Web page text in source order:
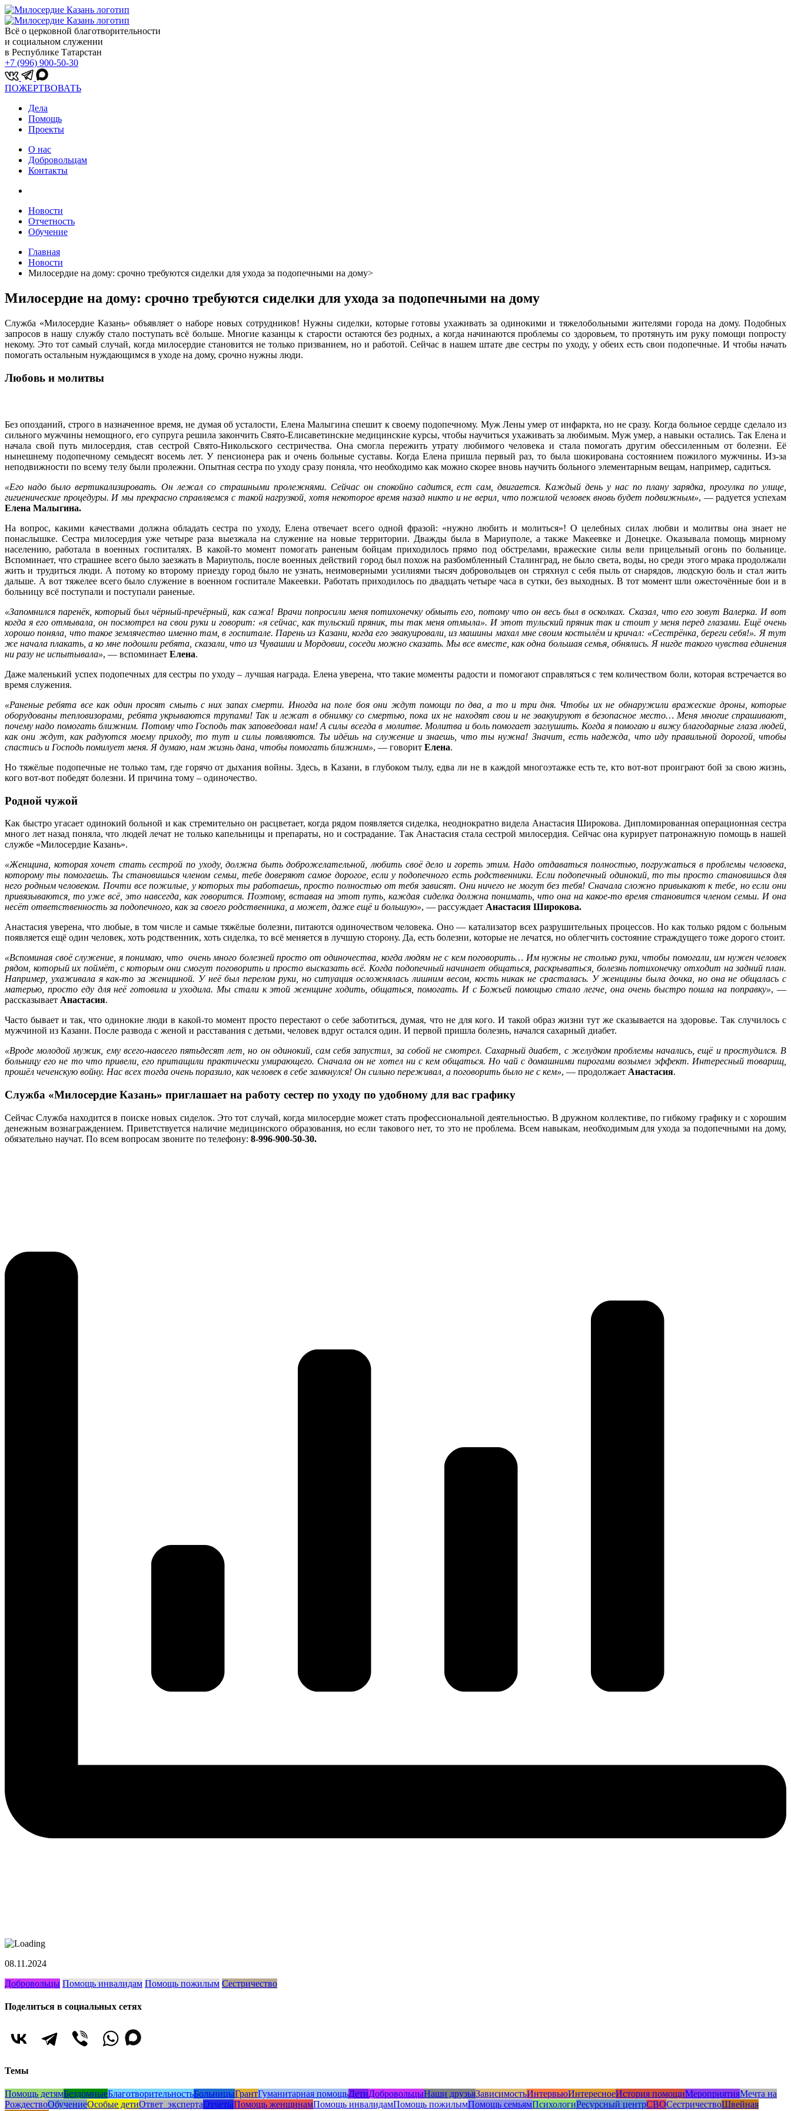
Всё о церковной благотворительности
и социальном служении
в Республике Татарстан
+7 (996) 900-50-30
ПОЖЕРТВОВАТЬ
Дела
Помощь
Проекты
О нас
Добровольцам
Контакты
Новости
Отчетность
Обучение
Главная
Новости
Милосердие на дому: срочно требуются сиделки для ухода за подопечными на дому>
Милосердие на дому: срочно требуются сиделки для ухода за подопечными на дому
Служба «Милосердие Казань» объявляет о наборе новых сотрудников! Нужны сиделки, которые готовы ухаживать за одинокими и тяжелобольными жителями города на дому. Подобных
запросов в нашу службу стало поступать всё больше. Многие казанцы к старости остаются без родных, а когда начинаются проблемы со здоровьем, то протянуть им руку помощи попросту
некому. Это тот самый случай, когда милосердие становится не только призванием, но и работой. Сейчас в нашем штате две сестры по уходу, у обеих есть свои подопечные. И чтобы начать
помогать остальным нуждающимся в уходе на дому, срочно нужны люди.
Любовь и молитвы
Без опозданий, строго в назначенное время, не думая об усталости, Елена Малыгина спешит к своему подопечному. Муж Лены умер от инфаркта, но не сразу. Когда больное сердце сделало из
сильного мужчины немощного, его супруга решила закончить Свято-Елисаветинские медицинские курсы, чтобы научиться ухаживать за любимым. Муж умер, а навыки остались. Так Елена и
начала свой путь милосердия, став сестрой Свято-Никольского сестричества. Она смогла пережить утрату любимого человека и стала помогать другим обессиленным от болезни. Её
нынешнему подопечному семьдесят восемь лет. У пенсионера рак и очень больные суставы. Когда Елена пришла первый раз, то была шокирована состоянием пожилого мужчины. Из-за
неподвижности по всему телу были пролежни. Опытная сестра по уходу сразу поняла, что необходимо как можно скорее вновь научить больного элементарным вещам, например, садиться.
«Его надо было вертикализировать. Он лежал со страшными пролежнями. Сейчас он спокойно садится, ест сам, двигается. Каждый день у нас по плану зарядка, прогулка по улице,
гигиенические процедуры. И мы прекрасно справляемся с такой нагрузкой, хотя некоторое время назад никто и не верил, что пожилой человек вновь будет подвижным», — радуется успехам
Елена Малыгина.
На вопрос, какими качествами должна обладать сестра по уходу, Елена отвечает всего одной фразой: «нужно любить и молиться»! О целебных силах любви и молитвы она знает не
понаслышке. Сестра милосердия уже четыре раза выезжала на служение на новые территории. Дважды была в Мариуполе, а также Макеевке и Донецке. Оказывала помощь мирному
населению, работала в военных госпиталях. В какой-то момент помогать раненым бойцам приходилось прямо под обстрелами, вражеские силы вели прицельный огонь по больнице.
Вспоминает, что страшнее всего было заезжать в Мариуполь, после военных действий город был похож на разбомбленный Сталинград, не было света, воды, но среди этого мрака продолжали
жить и трудиться люди. А потому ко второму приезду город было не узнать, неимоверными усилиями тысяч добровольцев он стряхнул с себя пыль от снарядов, людскую боль и стал жить
дальше. А вот тяжелее всего было служение в военном госпитале Макеевки. Работать приходилось по двадцать четыре часа в сутки, без выходных. В тот момент шли ожесточённые бои и в
больницу всё поступали и поступали раненые.
«Запомнился паренёк, который был чёрный-пречёрный, как сажа! Врачи попросили меня потихонечку обмыть его, потому что он весь был в осколках. Сказал, что его зовут Валерка. И вот
когда я его отмывала, он посмотрел на свои руки и говорит: «я сейчас, как тульский пряник, ты так меня отмыла». И этот тульский пряник так и стоит у меня перед глазами. Ещё очень
хорошо поняла, что такое землячество именно там, в госпитале. Парень из Казани, когда его эвакуировали, из машины махал мне своим костылём и кричал: «Сестрёнка, береги себя!». Я тут
же начала плакать, а ко мне подошли ребята, сказали, что из Чувашии и Мордовии, соседи можно сказать. Мы все вместе, как одна большая семья, обнялись. Я нигде такого чувства единения
ни разу не испытывала», — вспоминает Елена.
Даже маленький успех подопечных для сестры по уходу – лучшая награда. Елена уверена, что такие моменты радости и помогают справляться с тем количеством боли, которая встречается во
время служения.
«Раненые ребята все как один просят смыть с них запах смерти. Иногда на поле боя они ждут помощи по два, а то и три дня. Чтобы их не обнаружили вражеские дроны, которые
оборудованы тепловизорами, ребята укрываются трупами! Так и лежат в обнимку со смертью, пока их не находят свои и не эвакуируют в безопасное место… Меня многие спрашивают,
почему надо помогать ближним. Потому что Господь так заповедовал нам! А силы всегда в молитве. Молитва и боль помогает заглушить. Когда я помогаю и вижу благодарные глаза людей,
как они ждут, как радуются моему приходу, то тут и силы появляются. Ты идёшь на служение и знаешь, что ты нужна! Значит, есть надежда, что иду правильной дорогой, чтобы
спастись и Господь помилует меня. Я думаю, нам жизнь дана, чтобы помогать ближним», — говорит Елена.
Но тяжёлые подопечные не только там, где горячо от дыхания войны. Здесь, в Казани, в глубоком тылу, едва ли не в каждой многоэтажке есть те, кто вот-вот проиграют бой за свою жизнь,
кого вот-вот победят болезни. И причина тому – одиночество.
Родной чужой
Как быстро угасает одинокий больной и как стремительно он расцветает, когда рядом появляется сиделка, неоднократно видела Анастасия Широкова. Дипломированная операционная сестра
много лет назад поняла, что людей лечат не только капельницы и препараты, но и сострадание. Так Анастасия стала сестрой милосердия. Сейчас она курирует патронажную помощь в нашей
службе «Милосердие Казань».
«Женщина, которая хочет стать сестрой по уходу, должна быть доброжелательной, любить своё дело и гореть этим. Надо отдаваться полностью, погружаться в проблемы человека,
которому ты помогаешь. Ты становишься членом семьи, тебе доверяют самое дорогое, если у подопечного есть родственники. Если подопечный одинокий, то ты просто становишься для
него родным человеком. Почти все пожилые, у которых ты работаешь, просто полностью от тебя зависят. Они ничего не могут без тебя! Сначала сложно привыкают к тебе, но если они
привязываются, то уже всё, это навсегда, как говорится. Поэтому, вставая на этот путь, каждая сиделка должна понимать, что она на какое-то время становится членом семьи. И она
несёт ответственность за подопечного, как за своего родственника, а может, даже ещё и большую», — рассуждает Анастасия Широкова.
Анастасия уверена, что любые, в том числе и самые тяжёлые болезни, питаются одиночеством человека. Оно — катализатор всех разрушительных процессов. Но как только рядом с больным
появляется ещё один человек, хоть родственник, хоть сиделка, то всё меняется в лучшую сторону. Да, есть болезни, которые не лечатся, но облегчить состояние страждущего тоже дорого стоит.
«Вспоминая своё служение, я понимаю, что очень много болезней просто от одиночества, когда людям не с кем поговорить… Им нужны не столько руки, чтобы помогали, им нужен человек
рядом, который их поймёт, с которым они смогут поговорить и просто высказать всё. Когда подопечный начинает общаться, раскрываться, болезнь потихонечку отходит на задний план.
Например, ухаживала я как-то за женщиной. У неё был перелом руки, но ситуация осложнялась лишним весом, кость никак не срасталась. У женщины была дочка, но она не общалась с
матерью, просто еду для неё готовила и уходила. Мы стали к этой женщине ходить, общаться, помогать. И с Божьей помощью стало легче, она очень быстро пошла на поправку», —
рассказывает Анастасия.
Часто бывает и так, что одинокие люди в какой-то момент просто перестают о себе заботиться, думая, что не для кого. И такой образ жизни тут же сказывается на здоровье. Так случилось с
мужчиной из Казани. После развода с женой и расставания с детьми, человек вдруг остался один. И первой пришла болезнь, начался сахарный диабет.
«Вроде молодой мужик, ему всего-навсего пятьдесят лет, но он одинокий, сам себя запустил, за собой не смотрел. Сахарный диабет, с желудком проблемы начались, ещё и простудился. В
больницу его не то что привели, его притащили практически умирающего. Сначала он не хотел ни с кем общаться. Но чай с домашними пирогами возымел эффект. Интересный товарищ,
прошёл чеченскую войну. Нас всех тогда очень поразило, как человек в себе замкнулся! Он сильно переживал, а поговорить было не с кем», — продолжает Анастасия.
Служба «Милосердие Казань» приглашает на работу сестер по уходу по удобному для вас графику
Сейчас Служба находится в поиске новых сиделок. Это тот случай, когда милосердие может стать профессиональной деятельностью. В дружном коллективе, по гибкому графику и с хорошим
денежным вознаграждением. Приветствуется наличие медицинского образования, но если такового нет, то это не проблема. Всем навыкам, необходимым для ухода за подопечными на дому,
обязательно научат. По всем вопросам звоните по телефону: 8-996-900-50-30.
08.11.2024
Добровольцы Помощь инвалидам Помощь пожилым Сестричество
Поделиться в социальных сетях
Темы
Помощь детямБездомныеБлаготворительностьБольницыГрантГуманитарная помощьДетиДобровольцыНаши друзьяЗависимостьИнтервьюИнтересноеИстория помощиМероприятияМечта на
РождествоОбучениеОсобые детиОтвет_экспертаОтчетыПомощь женщинамПомощь инвалидамПомощь пожилымПомощь семьямПсихологиРесурсный центрСВОСестричествоШвейная